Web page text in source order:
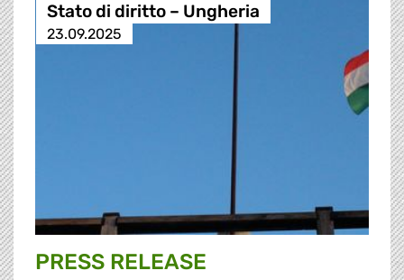
Stato di diritto – Ungheria
23.09.2025
PRESS RELEASE